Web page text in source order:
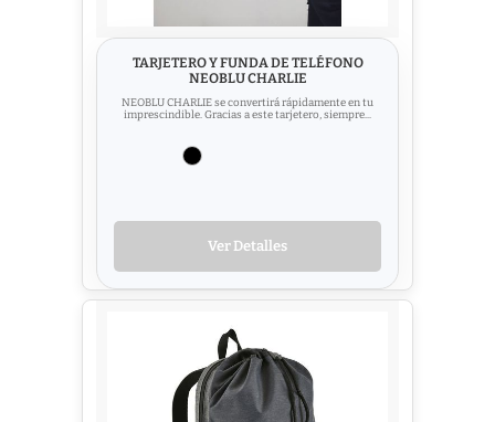
TARJETERO Y FUNDA DE TELÉFONO
NEOBLU CHARLIE
NEOBLU CHARLIE se convertirá rápidamente en tu
imprescindible. Gracias a este tarjetero, siempre...
Ver Detalles